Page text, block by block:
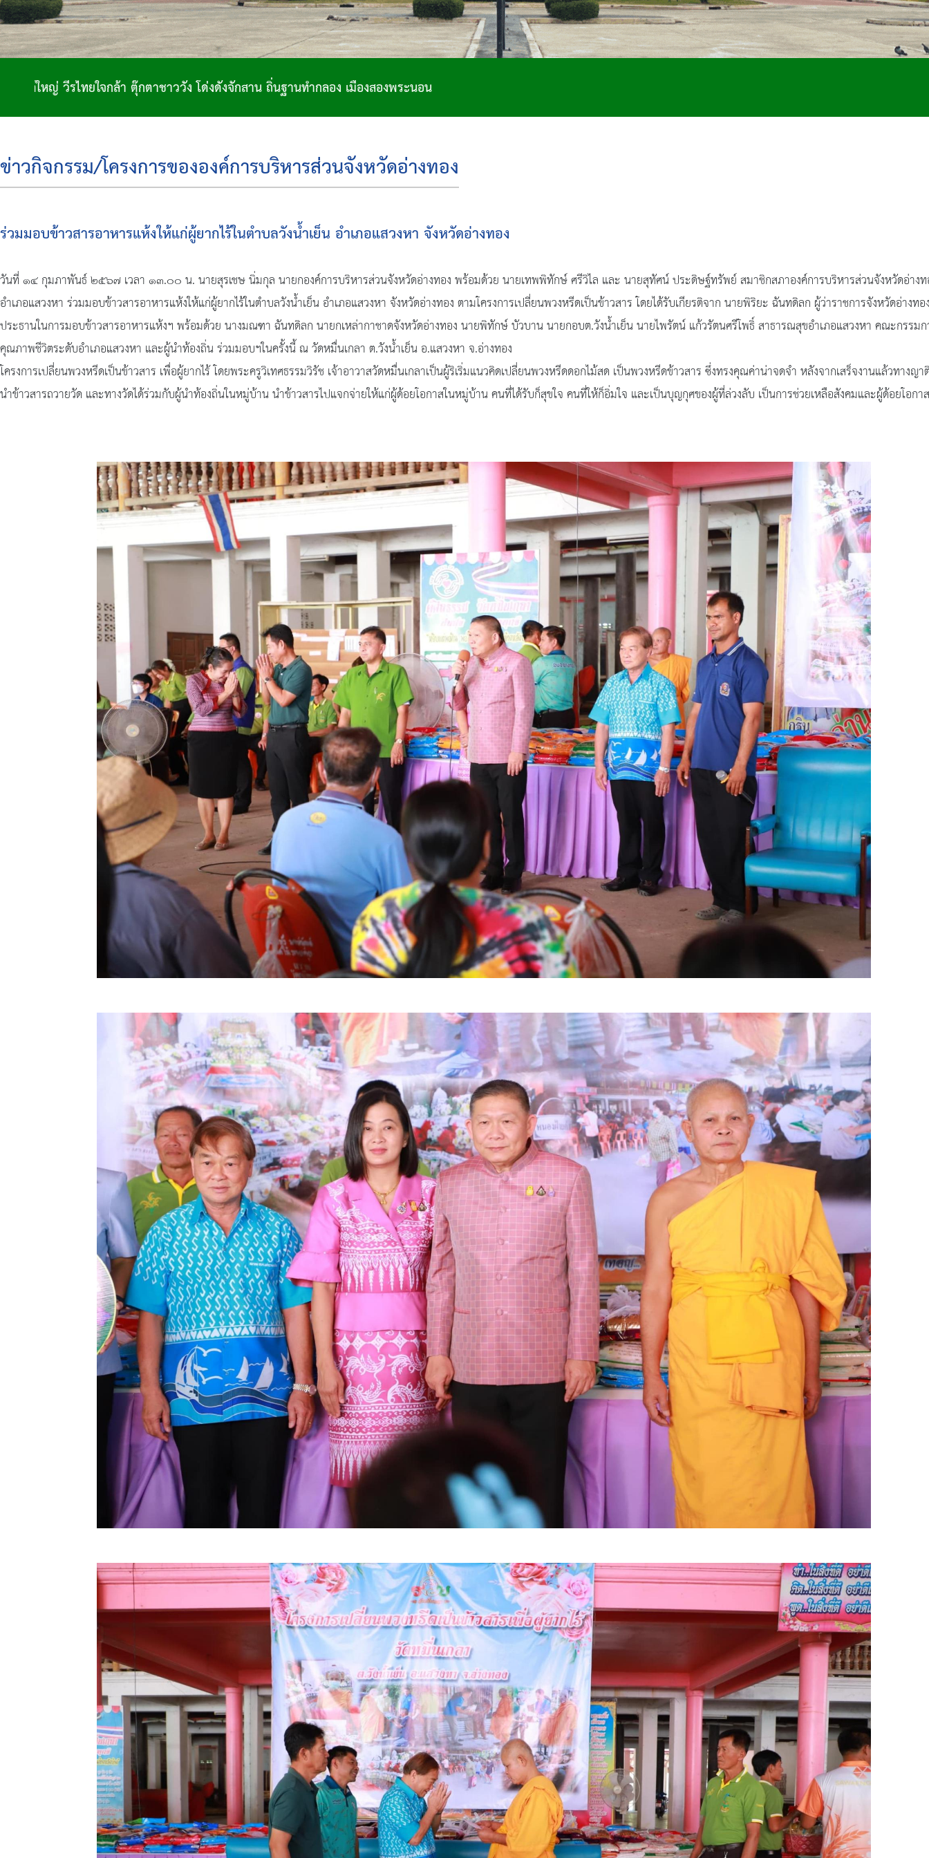
ววัง โด่งดังจักสาน ถิ่นฐานทำกลอง เมืองสองพระนอน
ข่าวกิจกรรม/โครงการขององค์การบริหารส่วนจังหวัดอ่างทอง
ร่วมมอบข้าวสารอาหารแห้งให้แก่ผู้ยากไร้ในตำบลวังน้ำเย็น อำเภอแสวงหา จังหวัดอ่างทอง
วันที่ ๑๔ กุมภาพันธ์ ๒๕๖๗ เวลา ๑๓.๐๐ น. นายสุรเชษ นิ่มกุล นายกองค์การบริหารส่วนจังหวัดอ่างทอง พร้อมด้วย นายเทพพิทักษ์ ศรีวิไล และ นายสุทัศน์ ประดิษฐ์ทรัพย์ สมาชิกสภาองค์การบริหารส่วนจังหวัดอ่างท
อำเภอแสวงหา ร่วมมอบข้าวสารอาหารแห้งให้แก่ผู้ยากไร้ในตำบลวังน้ำเย็น อำเภอแสวงหา จังหวัดอ่างทอง ตามโครงการเปลี่ยนพวงหรีดเป็นข้าวสาร โดยได้รับเกียรติจาก นายพิริยะ ฉันทดิลก ผู้ว่าราชการจังหวัดอ่างท
ประธานในการมอบข้าวสารอาหารแห้งฯ พร้อมด้วย นางมณฑา ฉันทดิลก นายกเหล่ากาชาดจังหวัดอ่างทอง นายพิทักษ์ บัวบาน นายกอบต.วังน้ำเย็น นายไพรัตน์ แก้วรัตนศรีโพธิ์ สาธารณสุขอำเภอแสวงหา คณะกรรม
คุณภาพชีวิตระดับอำเภอแสวงหา และผู้นำท้องถิ่น ร่วมมอบฯในครั้งนี้ ณ วัดหมื่นเกลา ต.วังน้ำเย็น อ.แสวงหา จ.อ่างทอง
โครงการเปลี่ยนพวงหรีดเป็นข้าวสาร เพื่อผู้ยากไร้ โดยพระครูวิเทศธรรมวิรัช เจ้าอาวาสวัดหมื่นเกลาเป็นผู้ริเริ่มแนวคิดเปลี่ยนพวงหรีดดอกไม้สด เป็นพวงหรีดข้าวสาร ซึ่งทรงคุณค่าน่าจดจำ หลังจากเสร็จงานแล้วทางญา
นำข้าวสารถวายวัด และทางวัดได้ร่วมกับผู้นำท้องถิ่นในหมู่บ้าน นำข้าวสารไปแจกจ่ายให้แก่ผู้ด้อยโอกาสในหมู่บ้าน คนที่ได้รับก็สุขใจ คนที่ให้ก็อิ่มใจ และเป็นบุญกุศของผู้ที่ล่วงลับ เป็นการช่วยเหลือสังคมและผู้ด้อยโอกา